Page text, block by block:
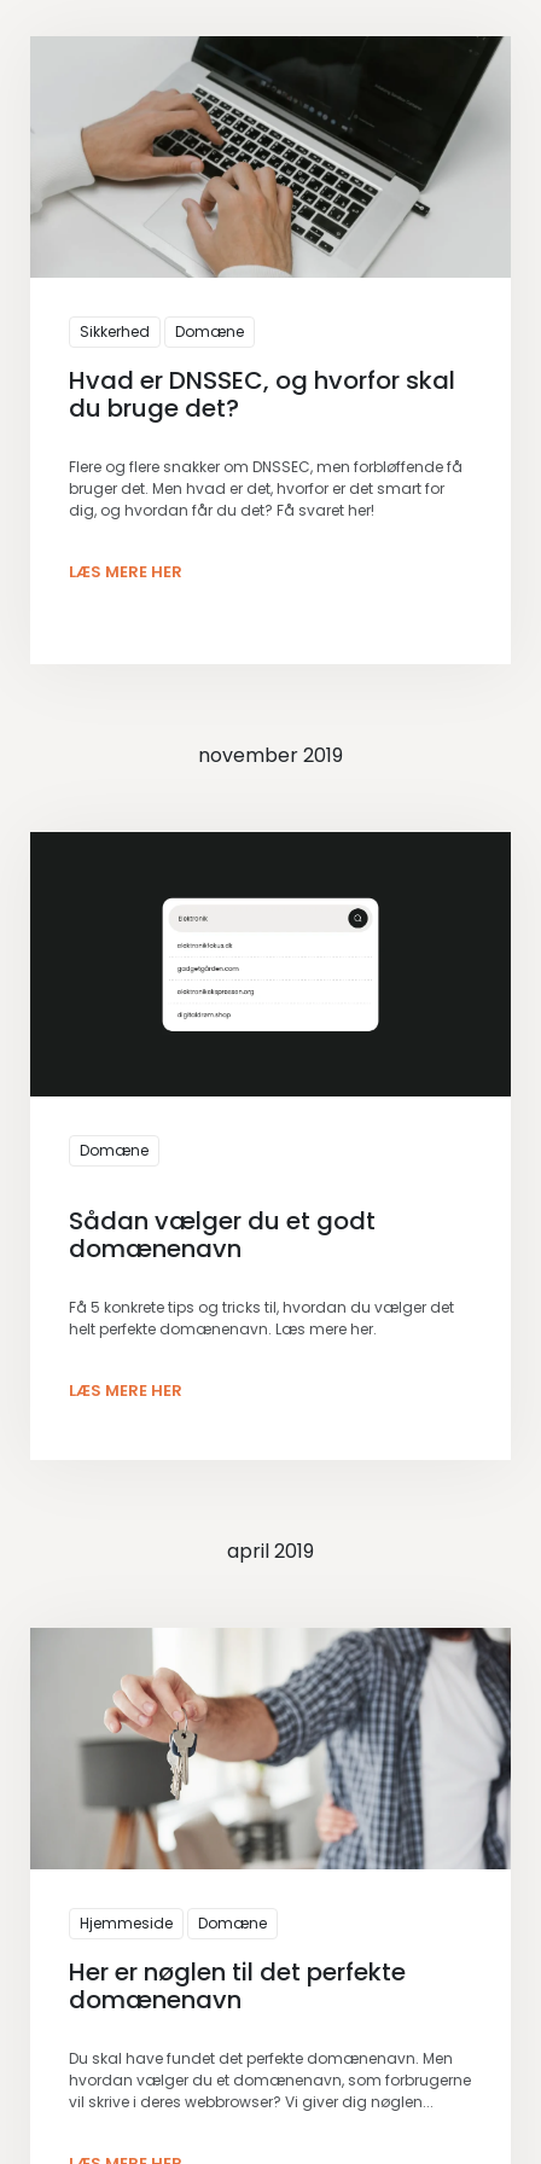
Sikkerhed Domæne
Hvad er DNSSEC, og hvorfor skal
du bruge det?
Flere og flere snakker om DNSSEC, men forbløffende få
bruger det. Men hvad er det, hvorfor er det smart for
dig, og hvordan får du det? Få svaret her!
LÆS MERE HER
november 2019
Domæne
Sådan vælger du et godt
domænenavn
Få 5 konkrete tips og tricks til, hvordan du vælger det
helt perfekte domænenavn. Læs mere her.
LÆS MERE HER
april 2019
Hjemmeside Domæne
Her er nøglen til det perfekte
domænenavn
Du skal have fundet det perfekte domænenavn. Men
hvordan vælger du et domænenavn, som forbrugerne
vil skrive i deres webbrowser? Vi giver dig nøglen...